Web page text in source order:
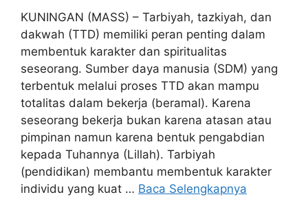
KUNINGAN (MASS) – Tarbiyah, tazkiyah, dan
dakwah (TTD) memiliki peran penting dalam
membentuk karakter dan spiritualitas
seseorang. Sumber daya manusia (SDM) yang
terbentuk melalui proses TTD akan mampu
totalitas dalam bekerja (beramal). Karena
seseorang bekerja bukan karena atasan atau
pimpinan namun karena bentuk pengabdian
kepada Tuhannya (Lillah). Tarbiyah
(pendidikan) membantu membentuk karakter
individu yang kuat … Baca Selengkapnya